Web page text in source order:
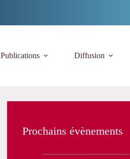
Publications Diffusion
Prochains évènements